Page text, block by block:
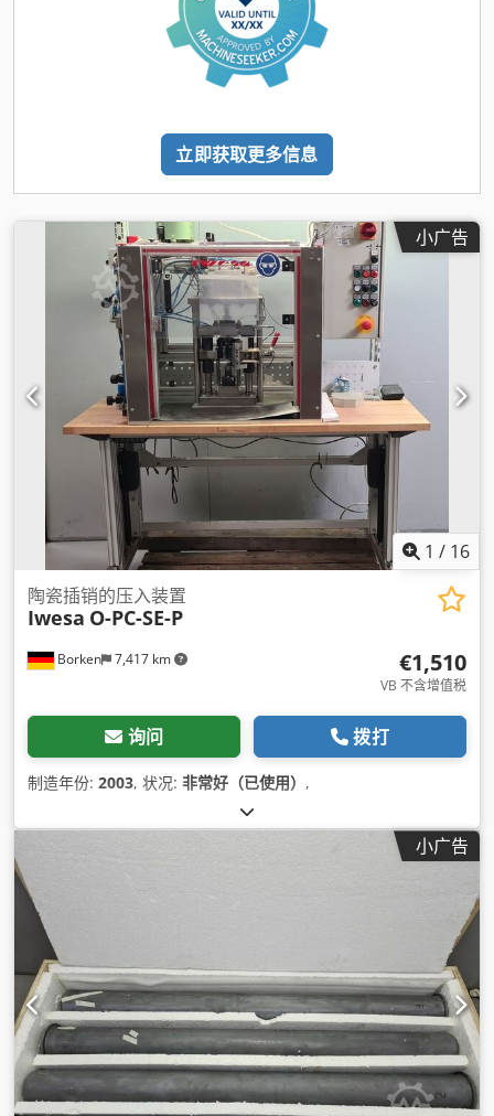
立即获取更多信息
小广告
1 / 16
Borken 7,417 km
陶瓷插销的压入装置
Iwesa O-PC-SE-P
€1,510
VB 不含增值税
询问 拨打
制造年份: 2003, 状况: 非常好（已使用） ,
小广告